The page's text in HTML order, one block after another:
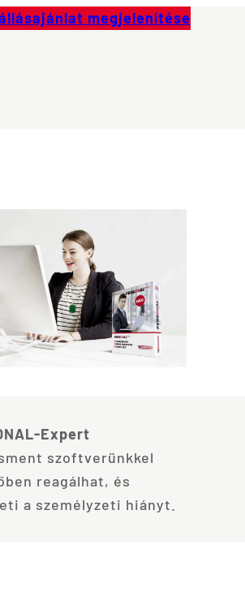
megjelenítése
Expert
szoftverünkkel
reagálhat, és
a személyzeti hiányt.